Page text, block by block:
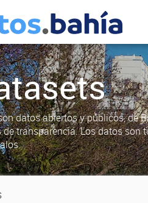
datos abiertos y públicos, de
de transparencia. Los datos son